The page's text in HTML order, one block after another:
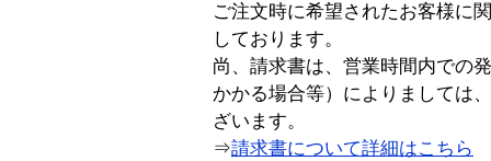
ご注文時に希望されたお客様に
しております。
尚、請求書は、営業時間内での
かかる場合等）によりましては
ざいます。
⇒請求書について詳細はこちら